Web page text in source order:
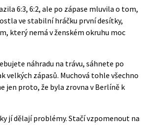
6:3, 6:2, ale po zápase mluvila o tom,
ve stabilní hráčku první desítky,
který nemá v ženském okruhu moc
náhradu na trávu, sáhnete po
velkých zápasů. Muchová tohle všechno
jen proto, že byla zrovna v Berlíně k
jí dělají problémy. Stačí vzpomenout na